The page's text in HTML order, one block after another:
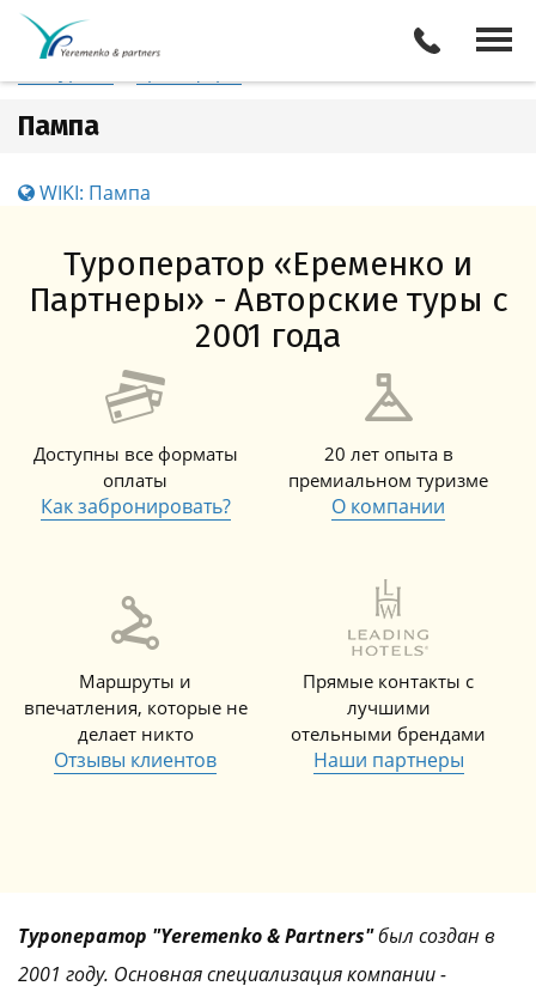
Аргентина
Все туры
Пампа
WIKI: Пампа
Туроператор «Еременко и
Партнеры» - Авторские туры с
2001 года
Доступны все форматы
оплаты
Как забронировать?
20 лет опыта в
премиальном туризме
О компании
Маршруты и
впечатления, которые не
делает никто
Отзывы клиентов
Прямые контакты с
лучшими
отельными брендами
Наши партнеры
Туроператор "Yeremenko & Partners"был создан в
2001 году. Основная специализация компании -